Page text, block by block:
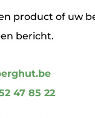
product of uw
bericht.
47 85 22